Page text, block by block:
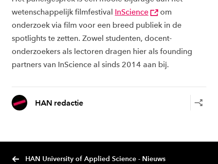
wetenschappelijk filmfestival InScience
om
onderzoek via film voor een breed publiek in de
spotlights te zetten. Zowel studenten, docent-
onderzoekers als lectoren dragen hier als founding
partners van InScience al sinds 2014 aan bij.
HAN redactie
HAN University of Applied Science - Nieuws